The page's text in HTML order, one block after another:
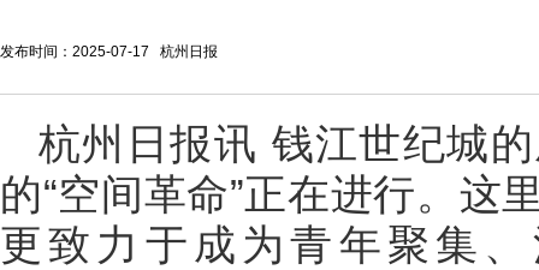
发布时间：2025-07-17 杭州日报
杭州日报讯 钱江世纪城
的“空间革命”正在进行。这
更致力于成为青年聚集